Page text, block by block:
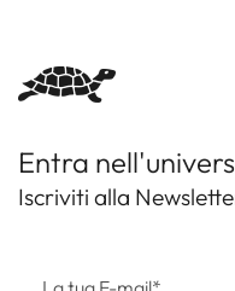
Entra
Iscriviti alla